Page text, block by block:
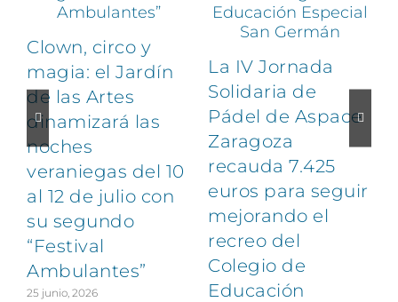
Clown, circo y
magia: el Jardín
de las Artes
dinamizará las
noches
veraniegas del 10
al 12 de julio con
su segundo
“Festival
Ambulantes”
25 junio, 2026
La IV Jornada
Solidaria de
Pádel de Aspace
Zaragoza
recauda 7.425
euros para seguir
mejorando el
recreo del
Colegio de
Educación